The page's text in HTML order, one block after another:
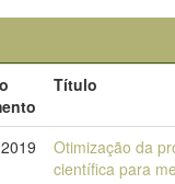
Título
2019
Otimização da
científica para